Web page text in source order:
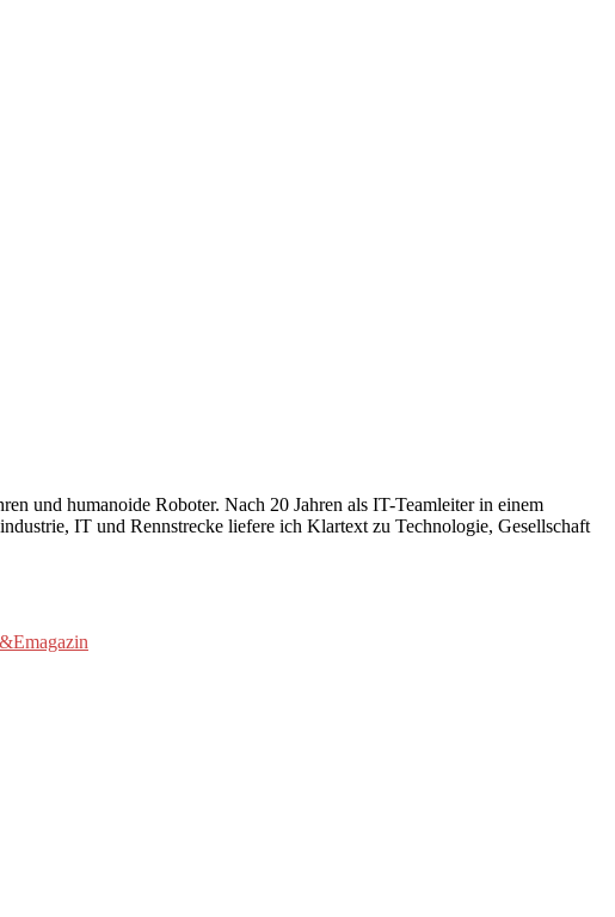
und humanoide Roboter. Nach 20 Jahren als IT-Teamleiter in einem
IT und Rennstrecke liefere ich Klartext zu Technologie, Gesellschaft